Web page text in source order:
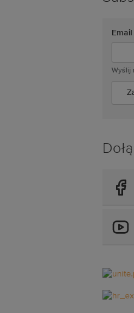
Email
Wyślij